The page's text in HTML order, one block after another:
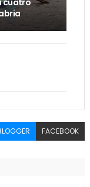
cuatro
FACEBOOK